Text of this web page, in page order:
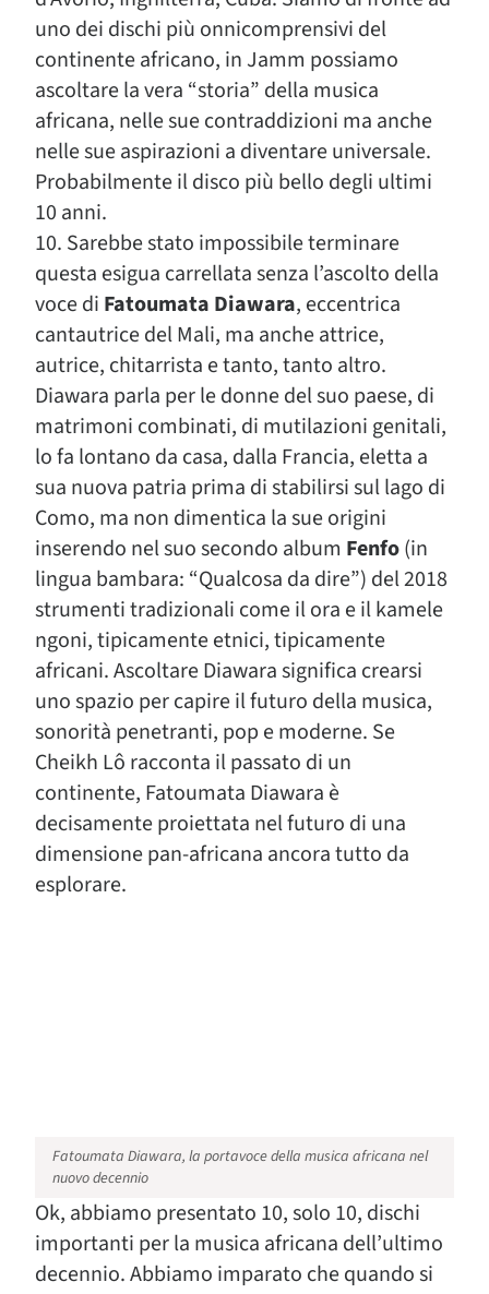
uno dei dischi più onnicomprensivi del
continente africano, in Jamm possiamo
ascoltare la vera “storia” della musica
africana, nelle sue contraddizioni ma anche
nelle sue aspirazioni a diventare universale.
Probabilmente il disco più bello degli ultimi
10 anni.
10. Sarebbe stato impossibile terminare
questa esigua carrellata senza l’ascolto della
voce di Fatoumata Diawara, eccentrica
cantautrice del Mali, ma anche attrice,
autrice, chitarrista e tanto, tanto altro.
Diawara parla per le donne del suo paese, di
matrimoni combinati, di mutilazioni genitali,
lo fa lontano da casa, dalla Francia, eletta a
sua nuova patria prima di stabilirsi sul lago di
Como, ma non dimentica la sue origini
inserendo nel suo secondo album Fenfo(in
lingua bambara: “Qualcosa da dire”) del 2018
strumenti tradizionali come il ora e il kamele
ngoni, tipicamente etnici, tipicamente
africani. Ascoltare Diawara significa crearsi
uno spazio per capire il futuro della musica,
sonorità penetranti, pop e moderne. Se
Cheikh Lô racconta il passato di un
continente, Fatoumata Diawara è
decisamente proiettata nel futuro di una
dimensione pan-africana ancora tutto da
esplorare.
Fatoumata Diawara, la portavoce della musica africana nel
nuovo decennio
Ok, abbiamo presentato 10, solo 10, dischi
importanti per la musica africana dell’ultimo
decennio. Abbiamo imparato che quando si